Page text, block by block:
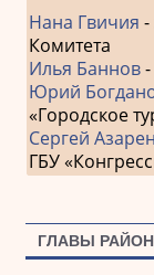
Нана Гвичия -
Комитета
Илья Баннов-
Юрий
«Городское
Сергей
ГБУ
ГЛАВЫ